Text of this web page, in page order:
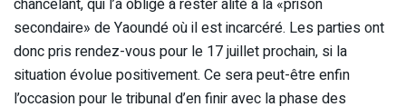
chancelant, qui l’a obligé à rester alité à la «prison
secondaire» de Yaoundé où il est incarcéré. Les parties ont
donc pris rendez-vous pour le 17 juillet prochain, si la
situation évolue positivement. Ce sera peut-être enfin
l’occasion pour le tribunal d’en finir avec la phase des